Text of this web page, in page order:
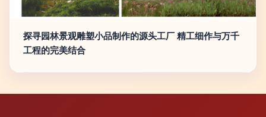
探寻园林景观雕塑小品制作的源头工厂 精工细作与万千
工程的完美结合